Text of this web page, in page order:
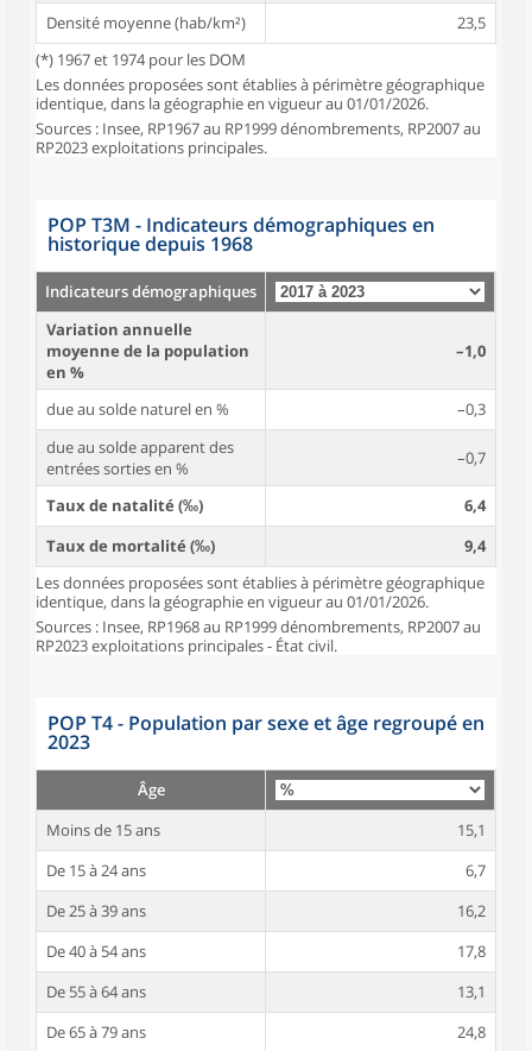
Densité moyenne (hab/km²)
23,5
(*) 1967 et 1974 pour les DOM
Les données proposées sont établies à périmètre géographique
identique, dans la géographie en vigueur au 01/01/2026.
Sources : Insee, RP1967 au RP1999 dénombrements, RP2007 au
RP2023 exploitations principales.
POP T3M - Indicateurs démographiques en
historique depuis 1968
Indicateurs démographiques
Variation annuelle
moyenne de la population
en %
–1,0
due au solde naturel en %
–0,3
due au solde apparent des
entrées sorties en %
–0,7
Taux de natalité (‰)
6,4
Taux de mortalité (‰)
9,4
Les données proposées sont établies à périmètre géographique
identique, dans la géographie en vigueur au 01/01/2026.
Sources : Insee, RP1968 au RP1999 dénombrements, RP2007 au
RP2023 exploitations principales - État civil.
POP T4 - Population par sexe et âge regroupé en
2023
Âge
Moins de 15 ans
15,1
De 15 à 24 ans
6,7
De 25 à 39 ans
16,2
De 40 à 54 ans
17,8
De 55 à 64 ans
13,1
De 65 à 79 ans
24,8